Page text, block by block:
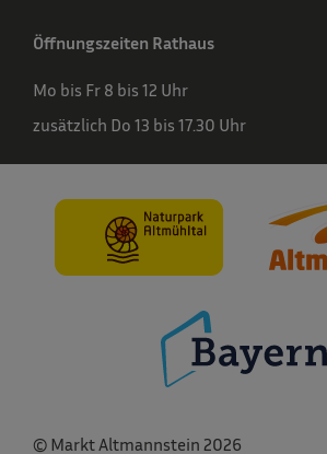
Öffnungszeiten Rathaus
Mo bis Fr 8 bis 12 Uhr
zusätzlich Do 13 bis 17.30 Uhr
© Markt Altmannstein 2026